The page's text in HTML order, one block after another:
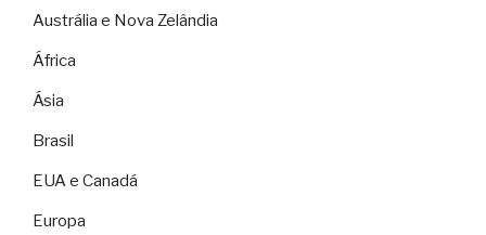
Austrália e Nova Zelândia
África
Ásia
Brasil
EUA e Canadá
Europa